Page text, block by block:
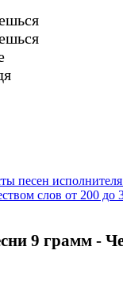
песен
слов от 200 до
9 грамм -